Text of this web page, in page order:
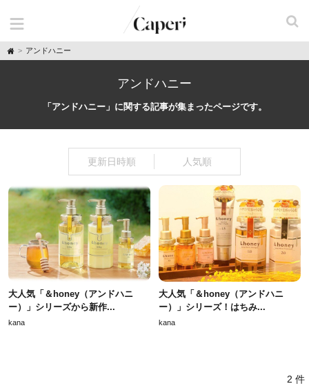
H
o
アンドハニー
アンドハニー
「アンドハニー」に関する記事が集まったページです。
更新日時順 人気順
大人気「＆honey（アンドハニ
ー）」シリーズから新作...
kana
大人気「＆honey（アンドハニ
ー）」シリーズ！はちみ...
kana
2 件